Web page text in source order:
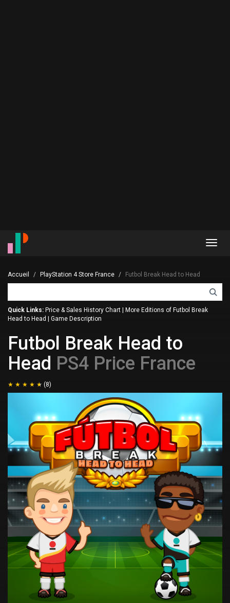
Accueil PlayStation 4 Store France Futbol Break Head to Head
Quick Links: Price & Sales History Chart
More Editions of Futbol Break
Head to Head
Game Description
Futbol Break Head to
Head PS4 Price France
(8)